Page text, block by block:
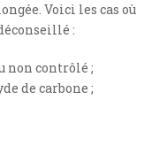
Voici les cas où
:
non contrôlé ;
de carbone ;